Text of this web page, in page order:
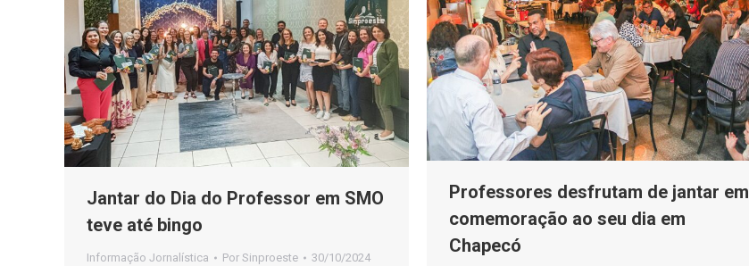
Jantar do Dia do Professor em SMO
teve até bingo
Informação Jornalística Por Sinproeste 30/10/2024
Professores desfrutam de jantar em
comemoração ao seu dia em
Chapecó